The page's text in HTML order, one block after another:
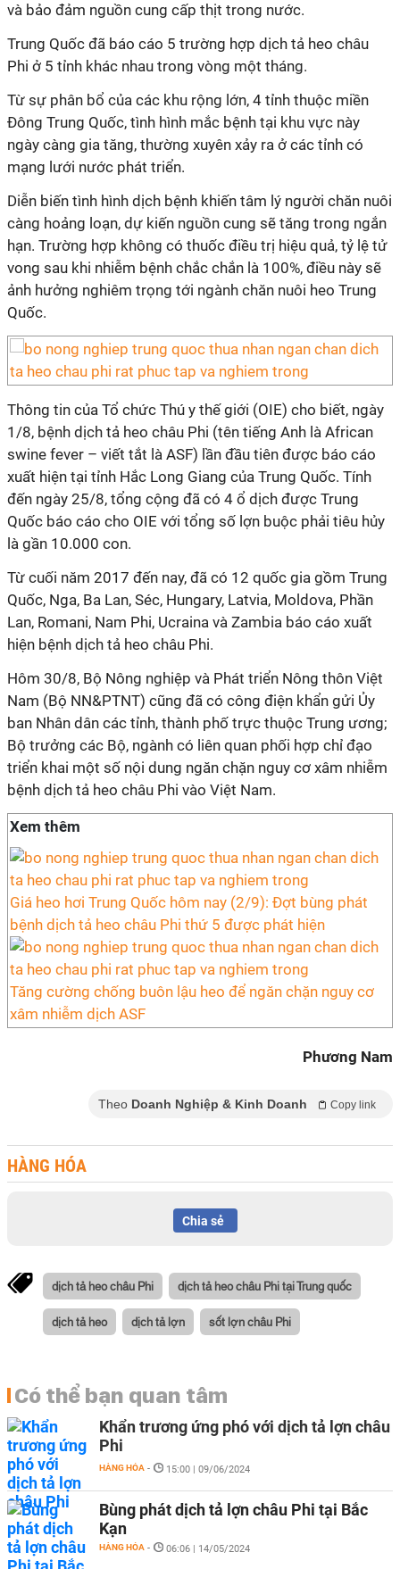
và bảo đảm nguồn cung cấp thịt trong nước.
Trung Quốc đã báo cáo 5 trường hợp dịch tả heo châu
Phi ở 5 tỉnh khác nhau trong vòng một tháng.
Từ sự phân bổ của các khu rộng lớn, 4 tỉnh thuộc miền
Đông Trung Quốc, tình hình mắc bệnh tại khu vực này
ngày càng gia tăng, thường xuyên xảy ra ở các tỉnh có
mạng lưới nước phát triển.
Diễn biến tình hình dịch bệnh khiến tâm lý người chăn nuôi
càng hoảng loạn, dự kiến nguồn cung sẽ tăng trong ngắn
hạn. Trường hợp không có thuốc điều trị hiệu quả, tỷ lệ tử
vong sau khi nhiễm bệnh chắc chắn là 100%, điều này sẽ
ảnh hưởng nghiêm trọng tới ngành chăn nuôi heo Trung
Quốc.
Thông tin của Tổ chức Thú y thế giới (OIE) cho biết, ngày
1/8, bệnh dịch tả heo châu Phi (tên tiếng Anh là African
swine fever – viết tắt là ASF) lần đầu tiên được báo cáo
xuất hiện tại tỉnh Hắc Long Giang của Trung Quốc. Tính
đến ngày 25/8, tổng cộng đã có 4 ổ dịch được Trung
Quốc báo cáo cho OIE với tổng số lợn buộc phải tiêu hủy
là gần 10.000 con.
Từ cuối năm 2017 đến nay, đã có 12 quốc gia gồm Trung
Quốc, Nga, Ba Lan, Séc, Hungary, Latvia, Moldova, Phần
Lan, Romani, Nam Phi, Ucraina và Zambia báo cáo xuất
hiện bệnh dịch tả heo châu Phi.
Hôm 30/8, Bộ Nông nghiệp và Phát triển Nông thôn Việt
Nam (Bộ NN&PTNT) cũng đã có công điện khẩn gửi Ủy
ban Nhân dân các tỉnh, thành phố trực thuộc Trung ương;
Bộ trưởng các Bộ, ngành có liên quan phối hợp chỉ đạo
triển khai một số nội dung ngăn chặn nguy cơ xâm nhiễm
bệnh dịch tả heo châu Phi vào Việt Nam.
Xem thêm
Giá heo hơi Trung Quốc hôm nay (2/9): Đợt bùng phát
bệnh dịch tả heo châu Phi thứ 5 được phát hiện
Tăng cường chống buôn lậu heo để ngăn chặn nguy cơ
xâm nhiễm dịch ASF
Phương Nam
Theo Doanh Nghiệp & Kinh Doanh Copy link
HÀNG HÓA
Chia sẻ
dịch tả heo châu Phi dịch tả heo châu Phi tại Trung quốc
dịch tả heo dịch tả lợn sốt lợn châu Phi
Có thể bạn quan tâm
Khẩn trương ứng phó với dịch tả lợn châu
Phi
HÀNG HÓA - 15:00 | 09/06/2024
Bùng phát dịch tả lợn châu Phi tại Bắc
Kạn
HÀNG HÓA - 06:06 | 14/05/2024